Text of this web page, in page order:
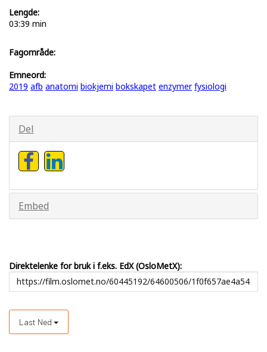
Lengde:
03:39 min
Fagområde:
Emneord:
2019 afb anatomi biokjemi bokskapet enzymer fysiologi
Del
Embed
Direktelenke for bruk i f.eks. EdX (OsloMetX):
Last Ned